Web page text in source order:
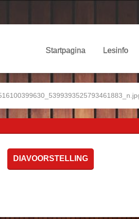
Startpagina Lesinfo
DIAVOORSTELLING